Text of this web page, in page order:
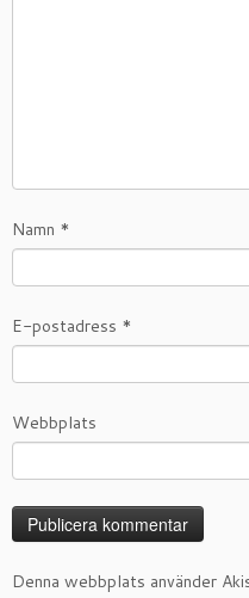
Namn *
E-postadress *
Webbplats
Denna webbplats använder